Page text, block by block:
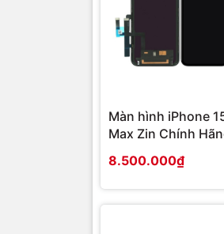
Màn hình iPhone
Max Zin Chính
8.500.000₫